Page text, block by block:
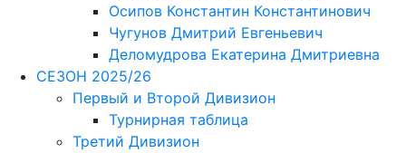
Осипов Константин Константинович
Чугунов Дмитрий Евгеньевич
Деломудрова Екатерина Дмитриевна
СЕЗОН 2025/26
Первый и Второй Дивизион
Турнирная таблица
Третий Дивизион